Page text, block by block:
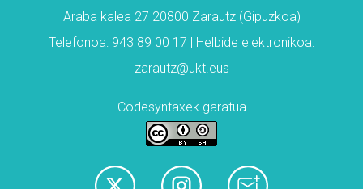
Araba kalea 27 20800 Zarautz (Gipuzkoa)
Telefonoa: 943 89 00 17 | Helbide elektronikoa:
zarautz@ukt.eus
Codesyntaxek garatua